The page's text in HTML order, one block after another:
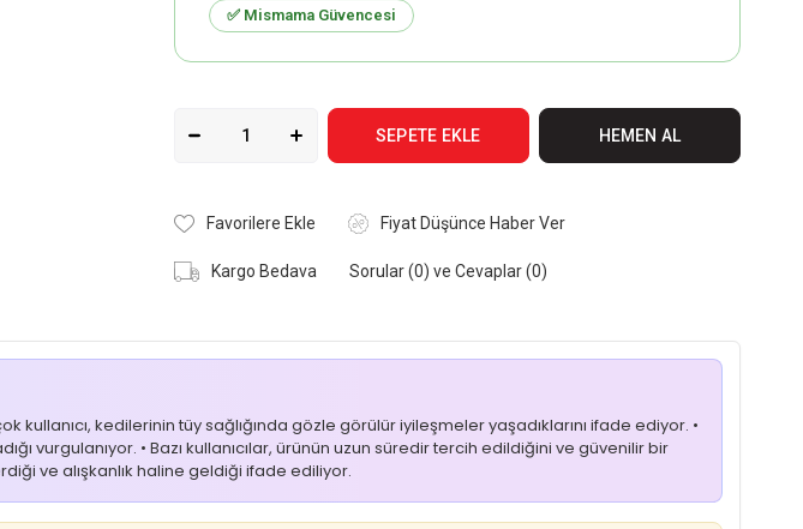
✅ Mismama Güvencesi
Favorilere Ekle Fiyat Düşünce Haber Ver
Kargo Bedava Sorular (0) ve Cevaplar (0)
kedilerinin tüy sağlığında gözle görülür iyileşmeler yaşadıklarını ifade ediyor. •
vurgulanıyor. • Bazı kullanıcılar, ürünün uzun süredir tercih edildiğini ve güvenilir bir
ve alışkanlık haline geldiği ifade ediliyor.